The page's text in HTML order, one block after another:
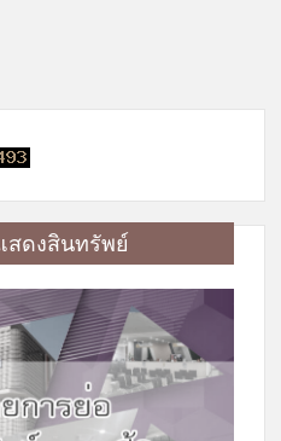
สดงสินทรัพย์